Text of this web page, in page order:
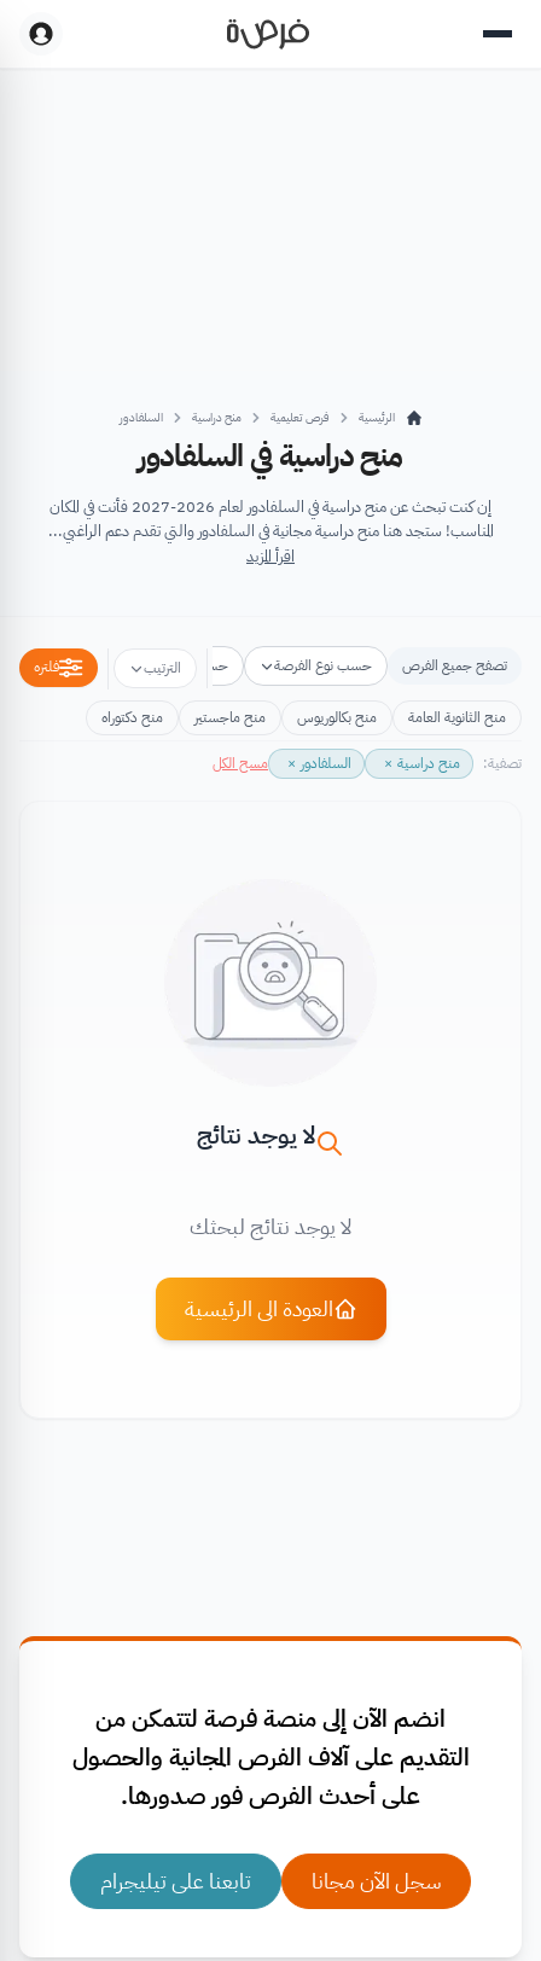
الرئيسية فرص تعليمية منح دراسية السلفادور
منح دراسية في السلفادور
إن كنت تبحث عن منح دراسية في السلفادور لعام 2026-2027 فأنت في المكان
المناسب! ستجد هنا منح دراسية مجانية في السلفادور والتي تقدم دعم الراغبي...
اقرأ المزيد
تصفح جميع الفرص حسب نوع الفرصة حسب مكان الفرصة حسب الترتيب فلتره
منح الثانوية العامة منح بكالوريوس منح ماجستير منح دكتوراه
تصفية: منح دراسية × السلفادور × مسح الكل
لا يوجد نتائج
لا يوجد نتائج لبحثك
العودة الى الرئيسية
انضم الآن إلى منصة فرصة لتتمكن من
التقديم على آلاف الفرص المجانية والحصول
على أحدث الفرص فور صدورها.
سجل الآن مجانا تابعنا على تيليجرام